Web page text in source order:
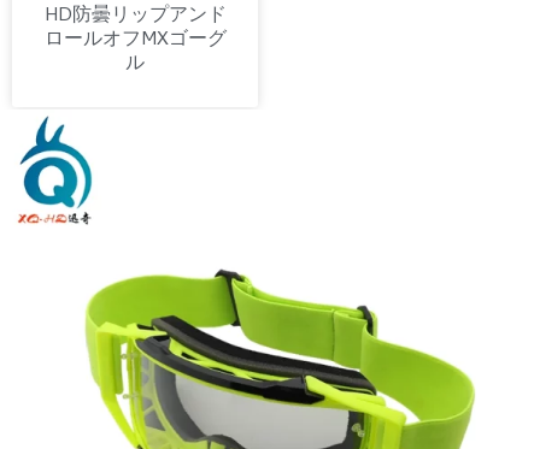
HD防曇リップアンド
ロールオフMXゴーグ
ル